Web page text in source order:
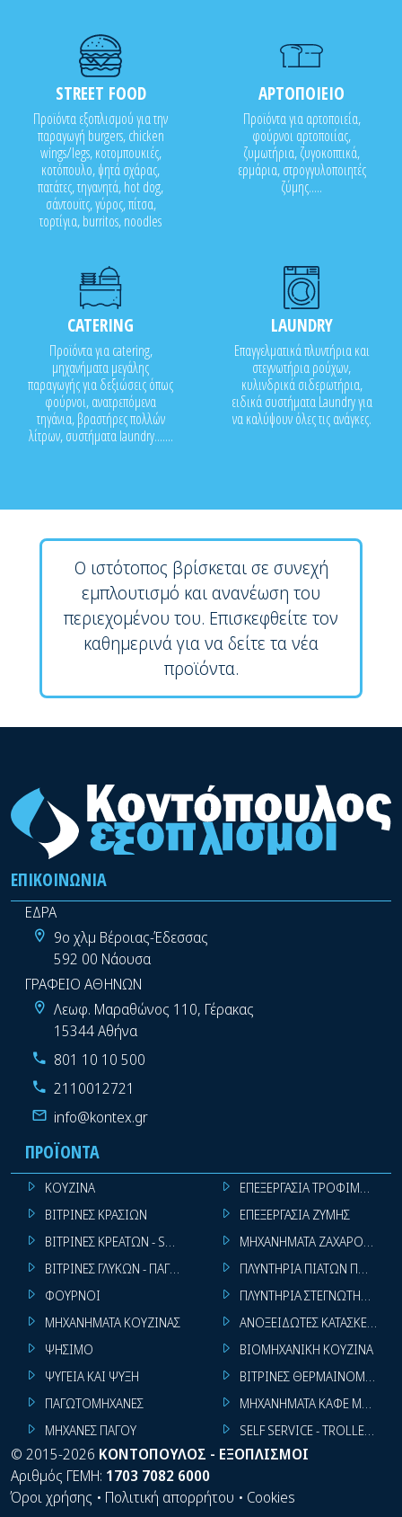
STREET FOOD
Προϊόντα εξοπλισμού για την
παραγωγή burgers, chicken
wings/legs, κοτομπουκιές,
κοτόπουλο, ψητά σχάρας,
πατάτες, τηγανητά, hot dog,
σάντουϊτς, γύρος, πίτσα,
τορτίγια, burritos, noodles
ΑΡΤΟΠΟΙΕΙΟ
Προϊόντα για αρτοποιεία,
φούρνοι αρτοποιίας,
ζυμωτήρια, ζυγοκοπτικά,
ερμάρια, στρογγυλοποιητές
ζύμης.....
CATERING
Προϊόντα για catering,
μηχανήματα μεγάλης
παραγωγής για δεξιώσεις όπως
φούρνοι, ανατρεπόμενα
τηγάνια, βραστήρες πολλών
λίτρων, συστήματα laundry.......
LAUNDRY
Επαγγελματικά πλυντήρια και
στεγνωτήρια ρούχων,
κυλινδρικά σιδερωτήρια,
ειδικά συστήματα Laundry για
να καλύψουν όλες τις ανάγκες.
Ο ιστότοπος βρίσκεται σε συνεχή
εμπλουτισμό και ανανέωση του
περιεχομένου του. Επισκεφθείτε τον
καθημερινά για να δείτε τα νέα
προϊόντα.
ΕΠΙΚΟΙΝΩΝΊΑ
ΕΔΡΑ
9ο χλμ Βέροιας-Έδεσσας
592 00 Νάουσα
ΓΡΑΦΕΙΟ ΑΘΗΝΩΝ
Λεωφ. Μαραθώνος 110, Γέρακας
15344 Αθήνα
801 10 10 500
2110012721
info@kontex.gr
ΠΡΟΪΌΝΤΑ
ΚΟΥΖΙΝΑ
ΒΙΤΡΙΝΕΣ ΚΡΑΣΙΩΝ
ΒΙΤΡΙΝΕΣ ΚΡΕΑΤΩΝ - SUPER MARKET
ΒΙΤΡΙΝΕΣ ΓΛΥΚΩΝ - ΠΑΓΩΤΩΝ
ΦΟΥΡΝΟΙ
ΜΗΧΑΝΗΜΑΤΑ ΚΟΥΖΙΝΑΣ
ΨΗΣΙΜΟ
ΨΥΓΕΙΑ ΚΑΙ ΨΥΞΗ
ΠΑΓΩΤΟΜΗΧΑΝΕΣ
ΜΗΧΑΝΕΣ ΠΑΓΟΥ
ΕΠΕΞΕΡΓΑΣΙΑ ΤΡΟΦΙΜΩΝ
ΕΠΕΞΕΡΓΑΣΙΑ ΖΥΜΗΣ
ΜΗΧΑΝΗΜΑΤΑ
ΠΛΥΝΤΗΡΙΑ ΠΙΑΤΩΝ
ΠΛΥΝΤΗΡΙΑ ΣΤΕΓΝΩΤΗΡΙΑ
ΑΝΟΞΕΙΔΩΤΕΣ ΚΑΤΑΣΚΕΥΕΣ
ΒΙΟΜΗΧΑΝΙΚΗ ΚΟΥΖΙΝΑ
ΒΙΤΡΙΝΕΣ ΘΕΡΜΑΙΝΟΜΕΝΕΣ
ΜΗΧΑΝΗΜΑΤΑ ΚΑΦΕ ΜΠΑΡ
SELF SERVICE - TROLLEY -
© 2015-2026 ΚΟΝΤΟΠΟΥΛΟΣ - ΕΞΟΠΛΙΣΜΟΙ
Αριθμός ΓΕΜΗ: 1703 7082 6000
Όροι χρήσης • Πολιτική απορρήτου • Cookies